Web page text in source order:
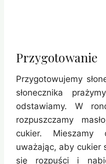
Przygotowanie
Przygotowujemy
słonecznika
odstawiamy. W
rozpuszczamy
cukier.
uważając, aby cukier
się rozpuści i